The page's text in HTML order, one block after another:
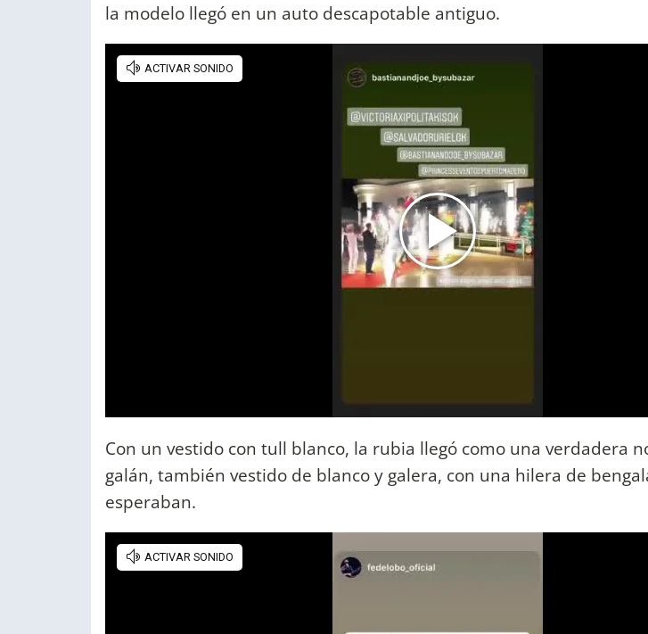
la modelo llegó en un auto descapotable antiguo.
Con un vestido con tull blanco, la rubia llegó como una verdadera
galán, también vestido de blanco y galera, con una hilera de
esperaban.